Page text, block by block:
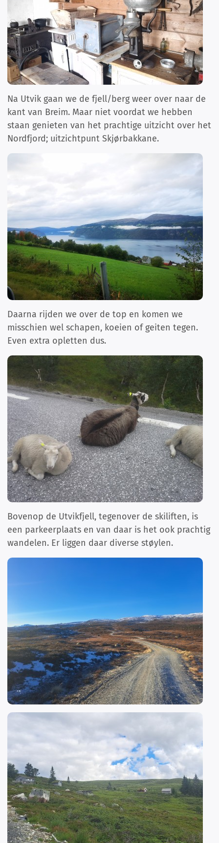
Na Utvik gaan we de fjell/berg weer over naar de
kant van Breim. Maar niet voordat we hebben
staan genieten van het prachtige uitzicht over het
Nordfjord; uitzichtpunt Skjørbakkane.
Daarna rijden we over de top en komen we
misschien wel schapen, koeien of geiten tegen.
Even extra opletten dus.
Bovenop de Utvikfjell, tegenover de skiliften, is
een parkeerplaats en van daar is het ook prachtig
wandelen. Er liggen daar diverse støylen.